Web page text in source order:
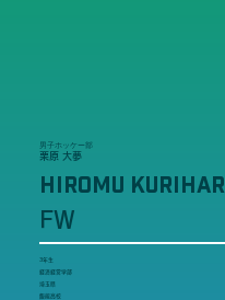
男子ホッケー部
栗原 大夢
HIROMU
FW
3年生
経済経営学部
埼玉県
飯能高校